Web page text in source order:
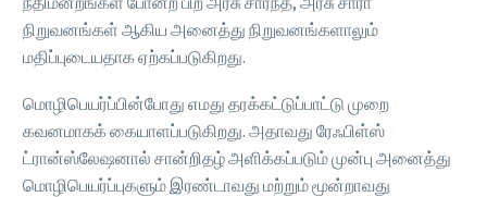
நிறுவனங்கள் ஆகிய அனைத்து நிறுவனங்களாலும்
மதிப்புடையதாக ஏற்கப்படுகிறது.
மொழிபெயர்ப்பின்போது எமது தரக்கட்டுப்பாட்டு முறை
கவனமாகக் கையாளப்படுகிறது. அதாவது ரேஃபிள்ஸ்
ட்ரான்ஸ்லேஷனால் சான்றிதழ் அளிக்கப்படும் முன்பு அனைத்து
மொழிபெயர்ப்புகளும் இரண்டாவது மற்றும் மூன்றாவது